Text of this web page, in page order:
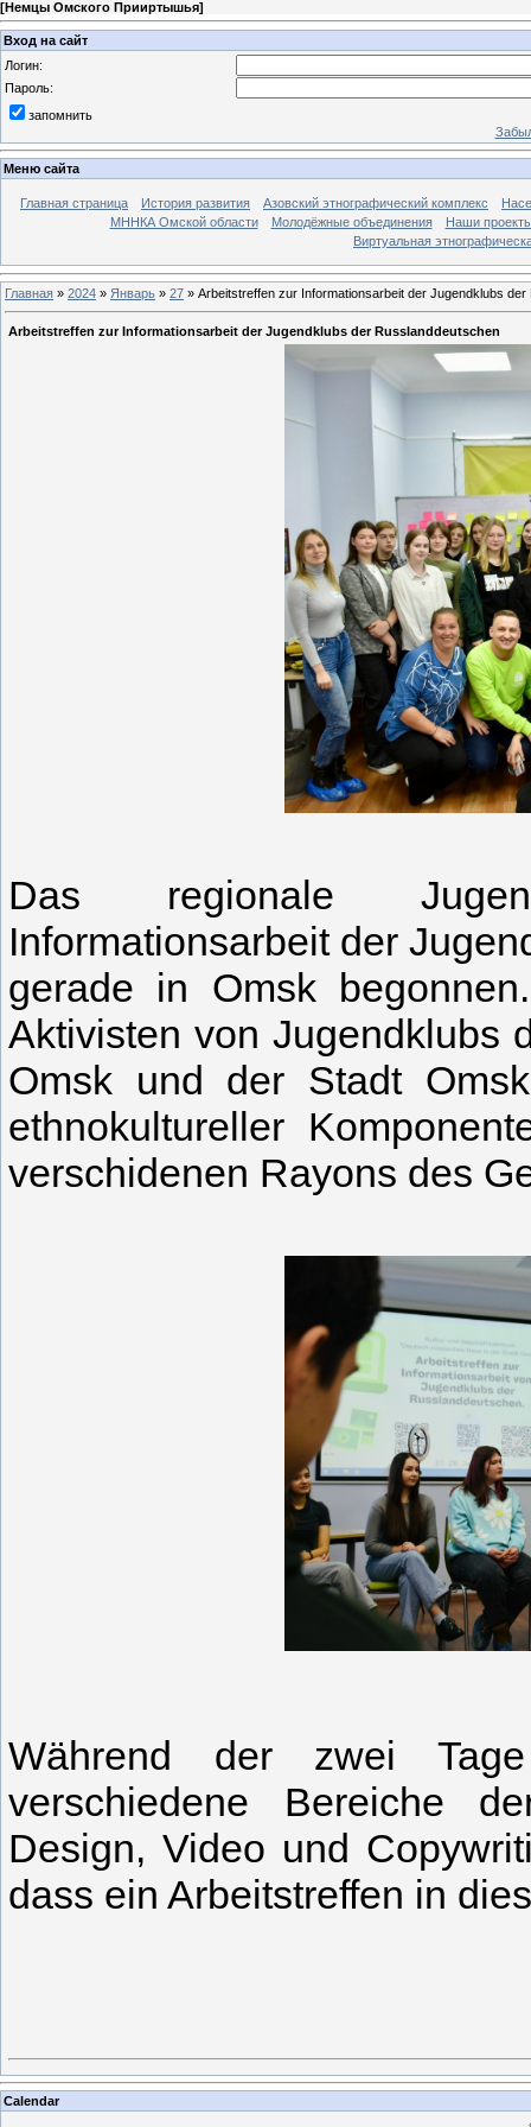
[Немцы Омского Прииртышья]
Вход на сайт
Логин:
Пароль:
запомнить
Меню сайта
Главная страница История развития Азовский этнографический комплекс
МННКА Омской области
Молодёжные объединения
Наши
Виртуальная
Главная » 2024 » Январь » 27 » Arbeitstreffen zur Informationsarbeit der Jugendklubs
Arbeitstreffen zur Informationsarbeit der Jugendklubs der Russlanddeutschen
Das regionale
Informationsarbeit der
gerade in Omsk
Aktivisten von Jugendklubs
Omsk und der Stadt
ethnokultureller
verschidenen Rayons des
Während der zwei
verschiedene Bereiche
Design, Video und
dass ein Arbeitstreffen in
Calendar